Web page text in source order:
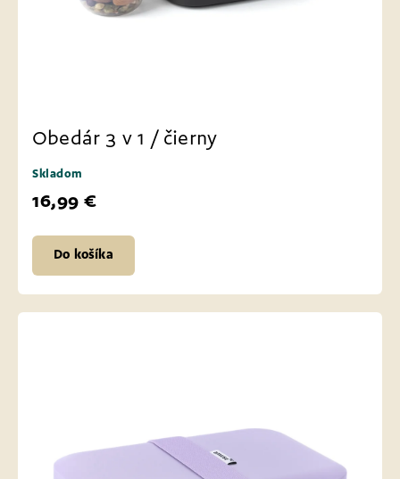
Obedár 3 v 1 / čierny
Skladom
16,99 €
Do košíka